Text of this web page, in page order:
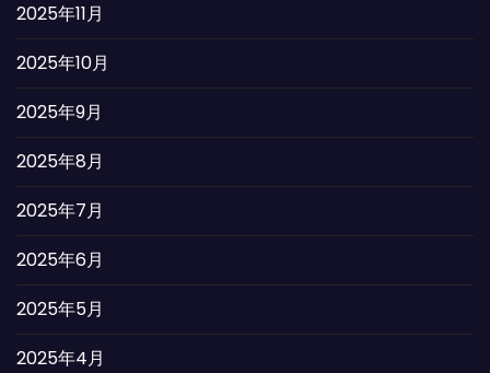
2025年11月
2025年10月
2025年9月
2025年8月
2025年7月
2025年6月
2025年5月
2025年4月